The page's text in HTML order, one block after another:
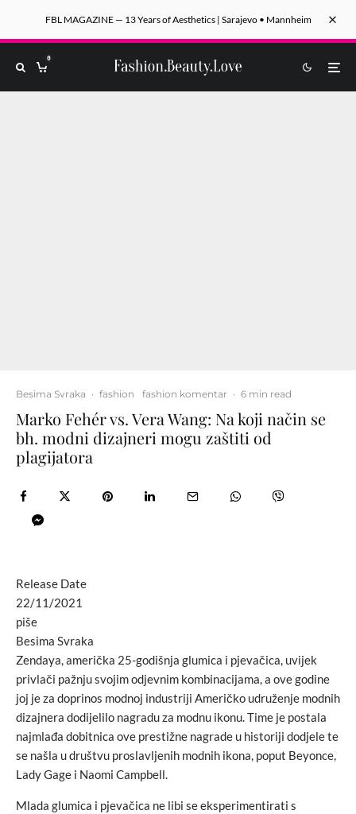
FBL MAGAZINE — 13 Years of Aesthetics | Sarajevo • Mannheim
0
Besima Svraka · fashion fashion komentar · 6 min read
Marko Fehér vs. Vera Wang: Na koji način se
bh. modni dizajneri mogu zaštiti od
plagijatora
Release Date
22/11/2021
piše
Besima Svraka
Zendaya, američka 25-godišnja glumica i pjevačica, uvijek
privlači pažnju svojim odjevnim kombinacijama, a ove godine
joj je za doprinos modnoj industriji Američko udruženje modnih
dizajnera dodijelilo nagradu za modnu ikonu. Time je postala
najmlađa dobitnica ove prestižne nagrade u historiji dodjele te
se našla u društvu proslavljenih modnih ikona, poput Beyonce,
Lady Gage i Naomi Campbell.
Mlada glumica i pjevačica ne libi se eksperimentirati s